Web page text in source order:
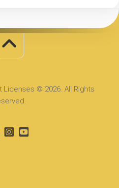
Licenses © 2026. All Rights